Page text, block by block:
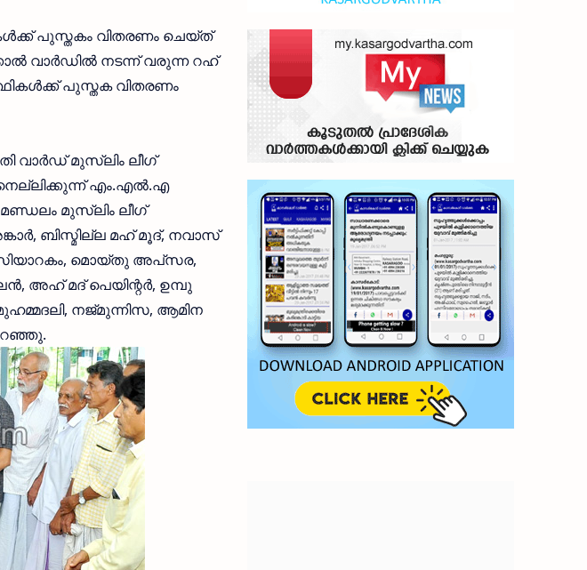
പുസ്തകം വിതരണം ചെയ്ത്
വാര്‍ഡില്‍ നടന്ന് വരുന്ന റഹ്
പുസ്തക വിതരണം
വാര്‍ഡ് മുസ്ലിം ലീഗ്
എം.എല്‍.എ
മുസ്ലിം ലീഗ്
ബിസ്മില്ല മഹ് മൂദ്, നവാസ്
മൊയ്തു അപ്‌സര,
അഹ് മദ് പെയിന്റര്‍, ഉമ്പു
നജ്മുന്നിസ, ആമിന